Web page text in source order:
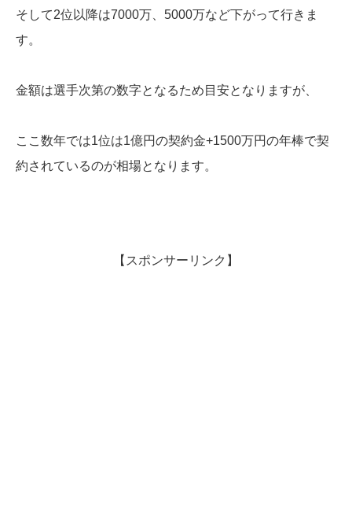
そして2位以降は7000万、5000万など下がって行きま
す。
金額は選手次第の数字となるため目安となりますが、
ここ数年では1位は1億円の契約金+1500万円の年棒で契
約されているのが相場となります。
【スポンサーリンク】